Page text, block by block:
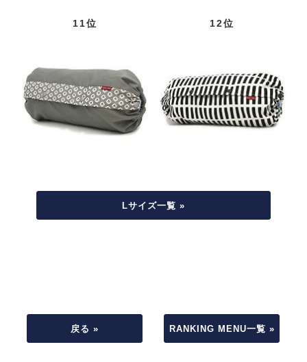
11位 12位
Lサイズ一覧 »
戻る » RANKING MENU一覧 »